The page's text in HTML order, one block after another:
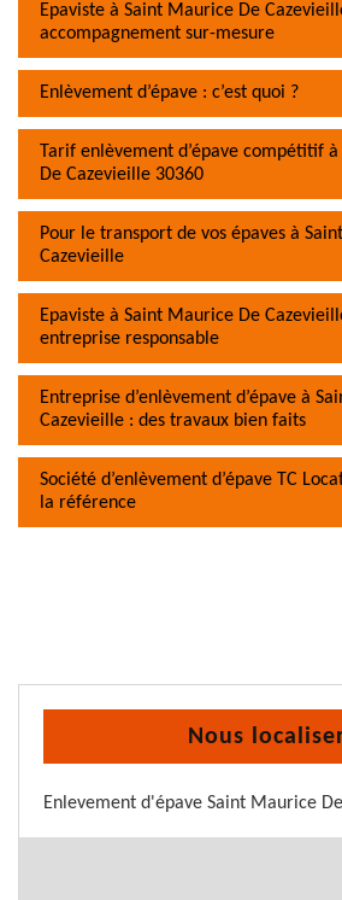
Epaviste à Saint Maurice De
accompagnement sur-mesure
Enlèvement d’épave : c’est quoi ?
Tarif enlèvement d’épave compétitif
De Cazevieille 30360
Pour le transport de vos épaves à
Cazevieille
Epaviste à Saint Maurice De
entreprise responsable
Entreprise d’enlèvement d’épave à
Cazevieille : des travaux bien faits
Société d’enlèvement d’épave TC
la référence
Nous
Enlevement d'épave Saint Maurice